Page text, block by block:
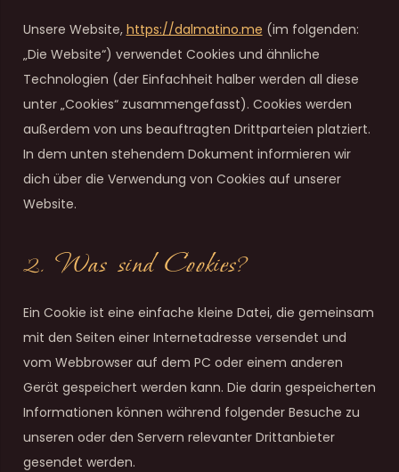
Unsere Website, https://dalmatino.me (im folgenden:
„Die Website“) verwendet Cookies und ähnliche
Technologien (der Einfachheit halber werden all diese
unter „Cookies“ zusammengefasst). Cookies werden
außerdem von uns beauftragten Drittparteien platziert.
In dem unten stehendem Dokument informieren wir
dich über die Verwendung von Cookies auf unserer
Website.
2. Was sind Cookies?
Ein Cookie ist eine einfache kleine Datei, die gemeinsam
mit den Seiten einer Internetadresse versendet und
vom Webbrowser auf dem PC oder einem anderen
Gerät gespeichert werden kann. Die darin gespeicherten
Informationen können während folgender Besuche zu
unseren oder den Servern relevanter Drittanbieter
gesendet werden.